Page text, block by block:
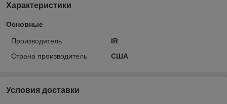
Характеристики
Основные
Производитель
IR
Страна производитель
США
Условия доставки